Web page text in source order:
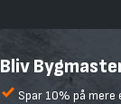
Bliv
Spar 10% på mere